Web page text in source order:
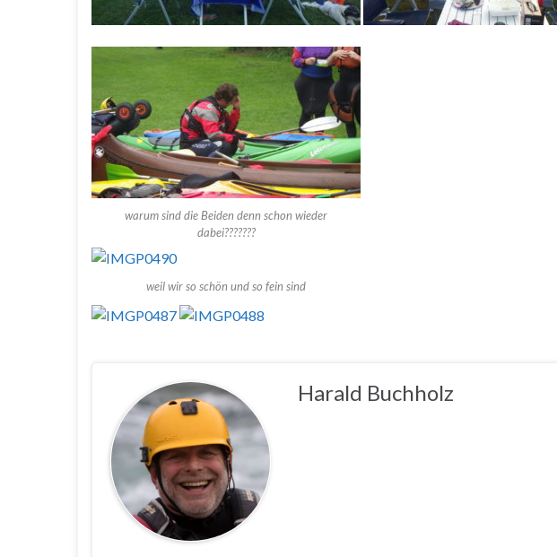
warum sind die Beiden denn schon wieder
dabei???????
weil wir so schön und so fein sind
Harald Buchholz